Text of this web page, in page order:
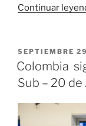
Continuar
PUBLICADO
EL
SEPTIEMBRE
Colombia
Sub – 20